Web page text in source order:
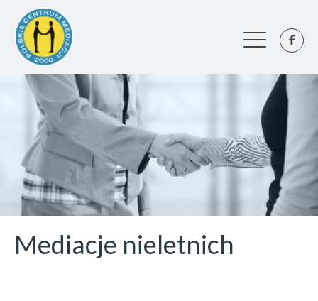
Mediacje nieletnich